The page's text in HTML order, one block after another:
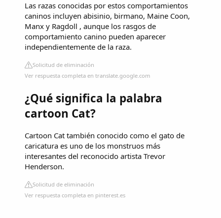
Las razas conocidas por estos comportamientos
caninos incluyen abisinio, birmano, Maine Coon,
Manx y Ragdoll , aunque los rasgos de
comportamiento canino pueden aparecer
independientemente de la raza.
Solicitud de eliminación
Ver respuesta completa en translate.google.com
¿Qué significa la palabra
cartoon Cat?
Cartoon Cat también conocido como el gato de
caricatura es uno de los monstruos más
interesantes del reconocido artista Trevor
Henderson.
Solicitud de eliminación
Ver respuesta completa en pinterest.es